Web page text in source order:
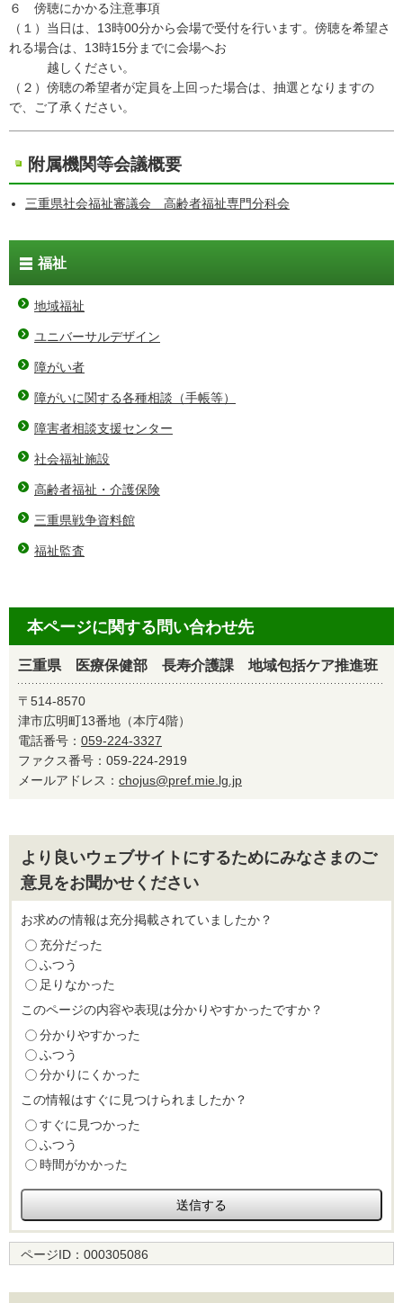
６ 傍聴にかかる注意事項
（１）当日は、13時00分から会場で受付を行います。傍聴を希望さ
れる場合は、13時15分までに会場へお
越しください。
（２）傍聴の希望者が定員を上回った場合は、抽選となりますの
で、ご了承ください。
附属機関等会議概要
三重県社会福祉審議会 高齢者福祉専門分科会
福祉
地域福祉
ユニバーサルデザイン
障がい者
障がいに関する各種相談（手帳等）
障害者相談支援センター
社会福祉施設
高齢者福祉・介護保険
三重県戦争資料館
福祉監査
本ページに関する問い合わせ先
三重県 医療保健部 長寿介護課 地域包括ケア推進班
〒514-8570
津市広明町13番地（本庁4階）
電話番号： 059-224-3327
ファクス番号：059-224-2919
メールアドレス： chojus@pref.mie.lg.jp
より良いウェブサイトにするためにみなさまのご
意見をお聞かせください
お求めの情報は充分掲載されていましたか？
充分だった
ふつう
足りなかった
このページの内容や表現は分かりやすかったですか？
分かりやすかった
ふつう
分かりにくかった
この情報はすぐに見つけられましたか？
すぐに見つかった
ふつう
時間がかかった
ページID： 000305086